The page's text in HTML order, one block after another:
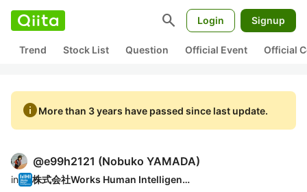
search Login Signup
Trend Stock List Question Official Event Official
infoMore than 3 years have passed since last update.
@e99h2121 (Nobuko YAMADA)
in 株式会社Works Human Intelligence